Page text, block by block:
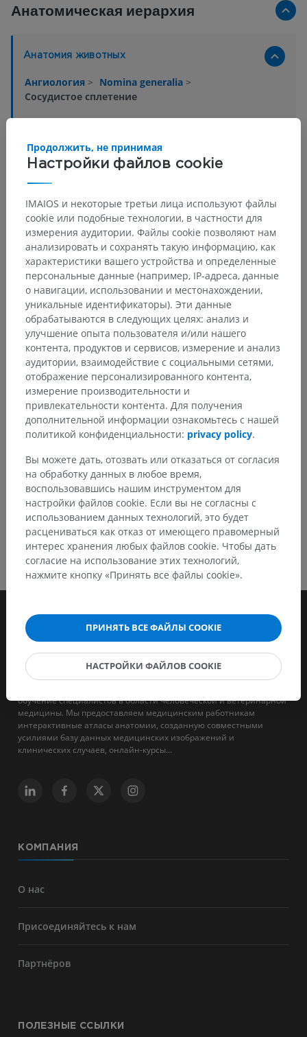
Анатомическая иерархия
Анатомия животных
Ангиология > Nomina generalia >
Сосудистое сплетение
Переводы
Заметили ошибку?
Не стесняйтесь предложить поправку, свою версию
перевода или решение по улучшению контента.
Сообщить об ошибке
СКАЧАТЬ ПРИЛОЖЕНИЕ
обучение специалистов в области человеческой и ветеринарной
медицины. Мы предоставляем медицинским работникам
интерактивные атласы анатомии, созданную совместными
усилиями базу данных медицинских изображений и
клинических случаев, онлайн-курсы...
КОМПАНИЯ
О нас
Присоединяйтесь к нам
Партнёров
ПОЛЕЗНЫЕ ССЫЛКИ
Настройки файлов cookie
Продолжить, не принимая
IMAIOS и некоторые третьи лица используют файлы
cookie или подобные технологии, в частности для
измерения аудитории. Файлы cookie позволяют нам
анализировать и сохранять такую информацию, как
характеристики вашего устройства и определенные
персональные данные (например, IP-адреса, данные
о навигации, использовании и местонахождении,
уникальные идентификаторы). Эти данные
обрабатываются в следующих целях: анализ и
улучшение опыта пользователя и/или нашего
контента, продуктов и сервисов, измерение и анализ
аудитории, взаимодействие с социальными сетями,
отображение персонализированного контента,
измерение производительности и
привлекательности контента. Для получения
дополнительной информации ознакомьтесь с нашей
политикой конфиденциальности: privacy policy.
Вы можете дать, отозвать или отказаться от согласия
на обработку данных в любое время,
воспользовавшись нашим инструментом для
настройки файлов cookie. Если вы не согласны с
использованием данных технологий, это будет
расцениваться как отказ от имеющего правомерный
интерес хранения любых файлов cookie. Чтобы дать
согласие на использование этих технологий,
нажмите кнопку «Принять все файлы cookie».
ПРИНЯТЬ ВСЕ ФАЙЛЫ COOKIE
НАСТРОЙКИ ФАЙЛОВ COOKIE